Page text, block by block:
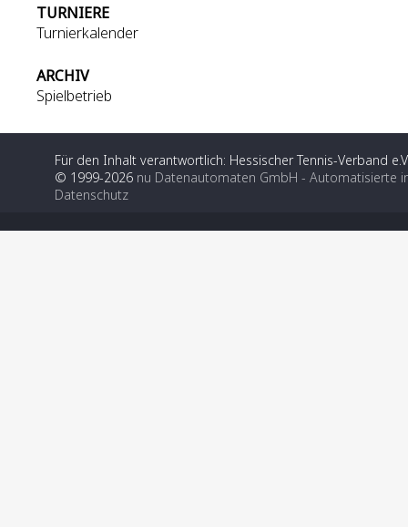
TURNIERE
Turnierkalender
ARCHIV
Spielbetrieb
Für den Inhalt verantwortlich: Hessischer Tennis-Verband
© 1999-2026 nu Datenautomaten GmbH - Automatisierte
Datenschutz